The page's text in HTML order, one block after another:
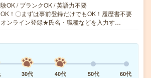
OK / ブランクOK / 英語力不要
！〇まずは事前登録だけでもOK！履歴書不要
ンライン登録★氏名・職種などを入力す…
30代 40代 50代 60代